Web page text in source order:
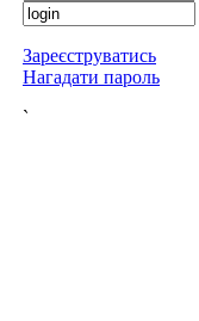
Зареєструватись
Нагадати пароль
`